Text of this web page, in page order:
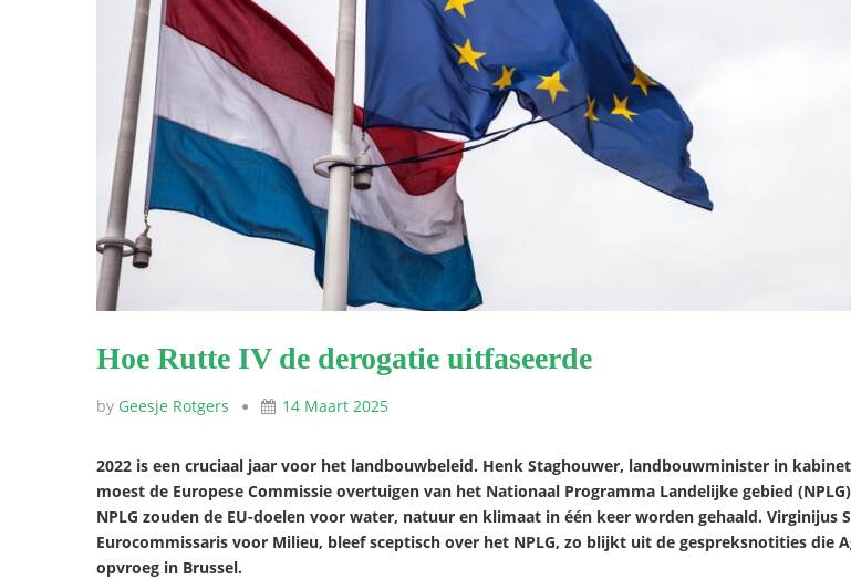
Hoe Rutte IV de derogatie uitfaseerde
by Geesje Rotgers 14 Maart 2025
2022 is een cruciaal jaar voor het landbouwbeleid. Henk Staghouwer, landbouwminister in
moest de Europese Commissie overtuigen van het Nationaal Programma Landelijke gebied
NPLG zouden de EU-doelen voor water, natuur en klimaat in één keer worden gehaald. Virginijus
Eurocommissaris voor Milieu, bleef sceptisch over het NPLG, zo blijkt uit de gespreksnotities die
opvroeg in Brussel.